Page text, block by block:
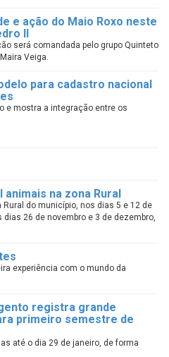
e ação do Maio Roxo neste
II
será comandada pelo grupo Quinteto
Veiga.
para cadastro nacional
e mostra a integração entre os
animais na zona Rural
do município, nos dias 5 e 12 de
26 de novembro e 3 de dezembro,
experiência com o mundo da
registra grande
primeiro semestre de
até o dia 29 de janeiro, de forma